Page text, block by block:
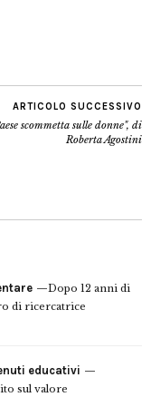
ARTICOLO SUCCESSIVO
scommetta sulle donne", di
Roberta Agostini
Dopo 12 anni di
di ricercatrice
educativi
sul valore